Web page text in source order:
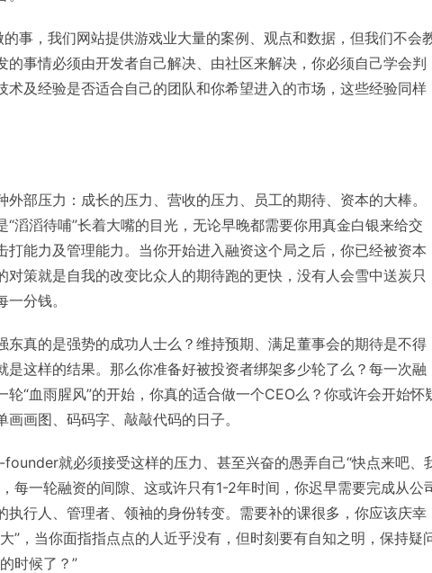
事，我们网站提供游戏业大量的案例、观点和数据，但我们不会
的事情必须由开发者自己解决、由社区来解决，你必须自己学会判
术及经验是否适合自己的团队和你希望进入的市场，这些经验同样
部压力：成长的压力、营收的压力、员工的期待、资本的大棒。
“滔滔待哺”长着大嘴的目光，无论早晚都需要你用真金白银来给交
打能力及管理能力。当你开始进入融资这个局之后，你已经被资本
对策就是自我的改变比众人的期待跑的更快，没有人会雪中送炭只
分钱。
东真的是强势的成功人士么？维持预期、满足董事会的期待是不得
是这样的结果。那么你准备好被投资者绑架多少轮了么？每一次融
轮“血雨腥风”的开始，你真的适合做一个CEO么？你或许会开始怀
画图、码码字、敲敲代码的日子。
就必须接受这样的压力、甚至兴奋的愚弄自己“快点来吧、
每一轮融资的间隙、这或许只有1-2年时间，你迟早需要完成从公
执行人、管理者、领袖的身份转变。需要补的课很多，你应该庆幸
”，当你面指指点点的人近乎没有，但时刻要有自知之明，保持疑
时候了？”